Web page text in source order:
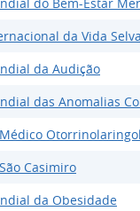
do Bem-Estar
da Vida
da Audição
das Anomalias
Casimiro
da Obesidade